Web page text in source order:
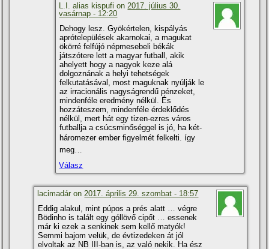
L.I. alias kispufi on 2017. július 30.
vasárnap - 12:20
Dehogy lesz. Gyökértelen, kispályás
aprótelepülések akarnokai, a magukat
ökörré felfújó népmesebeli békák
játszótere lett a magyar futball, akik
ahelyett hogy a nagyok keze alá
dolgoznának a helyi tehetségek
felkutatásával, most maguknak nyúlják le
az irracionális nagyságrendű pénzeket,
mindenféle eredmény nélkül. És
hozzáteszem, mindenféle érdeklődés
nélkül, mert hát egy tizen-ezres város
futballja a csúcsminőséggel is jó, ha két-
háromezer ember figyelmét felkelti. így
meg…
Válasz
lacimadár on2017. április 29. szombat - 18:57
Eddig alakul, mint púpos a prés alatt … végre
Bödinho is talált egy góllövő cipőt … essenek
már ki ezek a senkinek sem kellő matyók!
Semmi bajom velük, de évtizedeken át jól
elvoltak az NB III-ban is, az való nekik. Ha ész